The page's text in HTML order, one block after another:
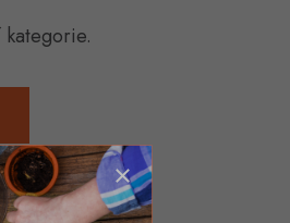
kategorie.